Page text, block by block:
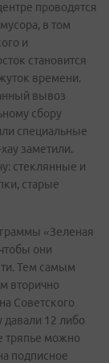
проводятся
в том
и
становится
времени.
вывоз
сбору
специальные
заметили.
стеклянные и
старые
«Зеленая
они
Тем самым
вторично
Советского
давали 12 либо
тряпье можно
подписное